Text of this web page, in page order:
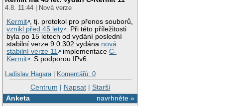
4.8. 11:44 | Nová verze
Kermit , tj. protokol pro přenos souborů,
vznikl před 45 lety . Při této příležitosti
byla po 15 letech od vydání poslední
stabilní verze 9.0.302 vydána nová
stabilní verze 11
implementaceC-
Kermit . S podporou IPv6.
Ladislav Hagara| Komentářů: 0
Centrum | Napsat| Starší
navrhněte »
Anketa